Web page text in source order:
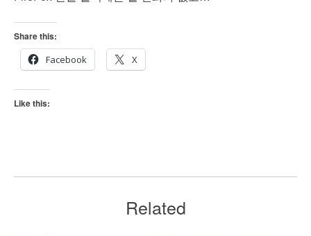
Share this:
Facebook
X
Like this:
Related